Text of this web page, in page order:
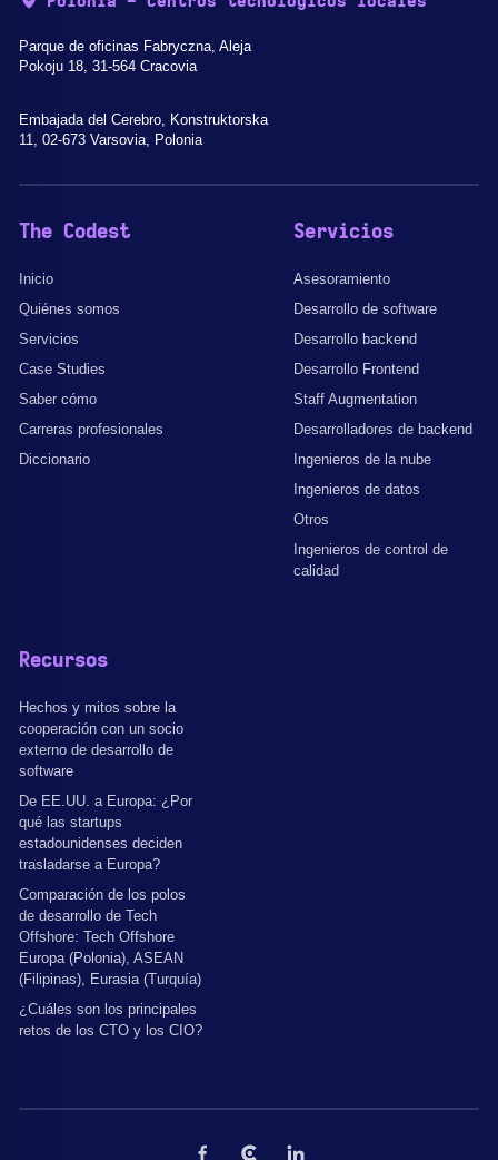
Parque de oficinas Fabryczna, Aleja
Pokoju 18, 31-564 Cracovia
Embajada del Cerebro, Konstruktorska
11, 02-673 Varsovia, Polonia
The Codest
Inicio
Quiénes somos
Servicios
Case Studies
Saber cómo
Carreras profesionales
Diccionario
Servicios
Asesoramiento
Desarrollo de software
Desarrollo backend
Desarrollo Frontend
Staff Augmentation
Desarrolladores de backend
Ingenieros de la nube
Ingenieros de datos
Otros
Ingenieros de control de
calidad
Recursos
Hechos y mitos sobre la
cooperación con un socio
externo de desarrollo de
software
De EE.UU. a Europa: ¿Por
qué las startups
estadounidenses deciden
trasladarse a Europa?
Comparación de los polos
de desarrollo de Tech
Offshore: Tech Offshore
Europa (Polonia), ASEAN
(Filipinas), Eurasia (Turquía)
¿Cuáles son los principales
retos de los CTO y los CIO?